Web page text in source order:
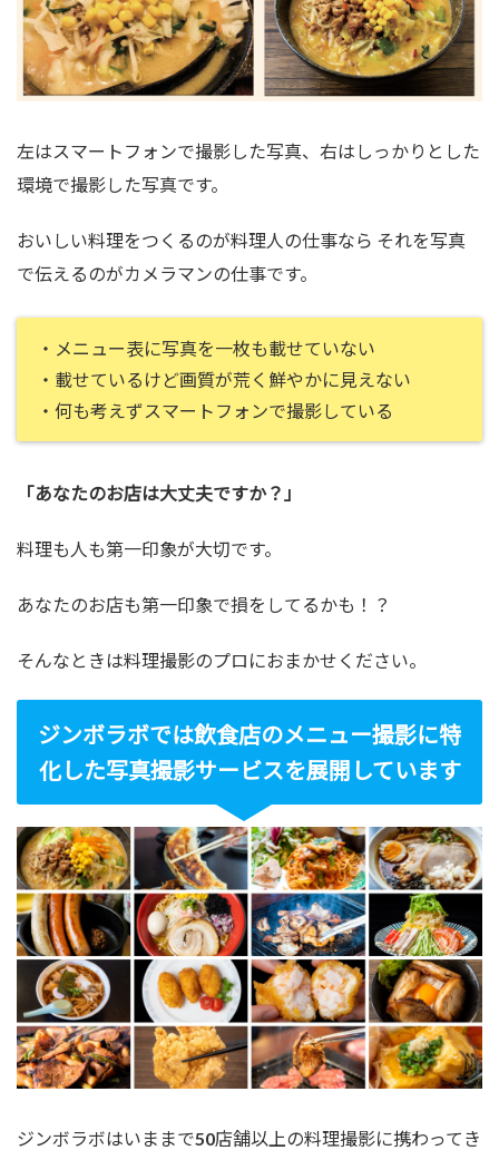
左はスマートフォンで撮影した写真、右はしっかりとした
環境で撮影した写真です。
おいしい料理をつくるのが料理人の仕事なら それを写真
で伝えるのがカメラマンの仕事です。
・メニュー表に写真を一枚も載せていない
・載せているけど画質が荒く鮮やかに見えない
・何も考えずスマートフォンで撮影している
「あなたのお店は大丈夫ですか？」
料理も人も第一印象が大切です。
あなたのお店も第一印象で損をしてるかも！？
そんなときは料理撮影のプロにおまかせください。
ジンボラボでは飲食店のメニュー撮影に特
化した写真撮影サービスを展開しています
ジンボラボはいままで50店舗以上の料理撮影に携わってき